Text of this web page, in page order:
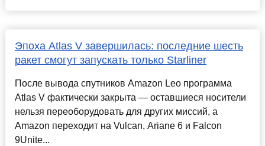
Эпоха Atlas V завершилась: последние шесть
ракет смогут запускать только Starliner
После вывода спутников Amazon Leo программа
Atlas V фактически закрыта — оставшиеся носители
нельзя переоборудовать для других миссий, а
Amazon переходит на Vulcan, Ariane 6 и Falcon
9Unite...